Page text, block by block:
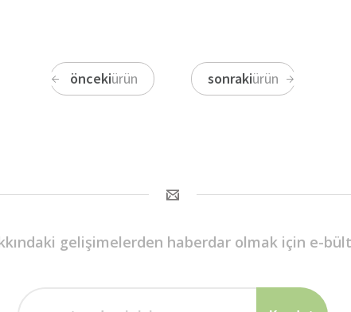
öncekiürün sonrakiürün
gelişimelerden haberdar olmak için e-